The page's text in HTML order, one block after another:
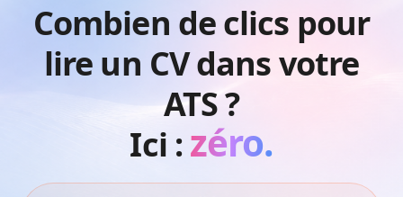
Combien de clics pour
lire un CV dans votre
ATS ?
Ici :zéro.